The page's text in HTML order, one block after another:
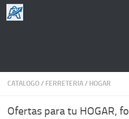
Saltar al contenido
CATALOGO/ FERRETERIA/ HOGAR
Ofertas para tu HOGAR,